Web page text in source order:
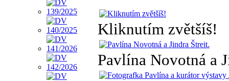
Kliknutím zvětšíš!
Pavlína Novotná a